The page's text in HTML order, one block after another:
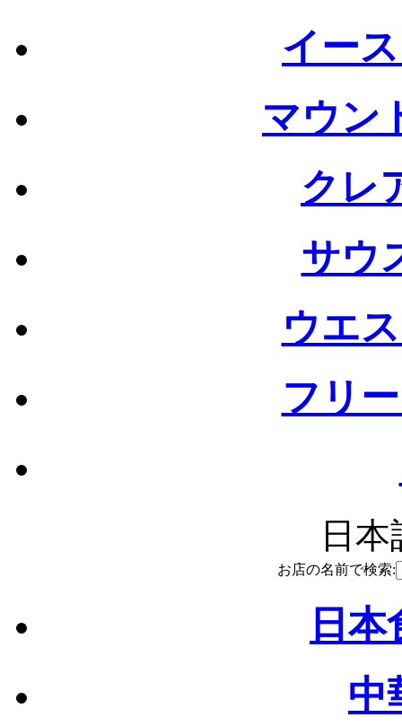
イー
マウン
クレ
サウ
ウエ
フリ
日
お店の名前で検索:
日
中